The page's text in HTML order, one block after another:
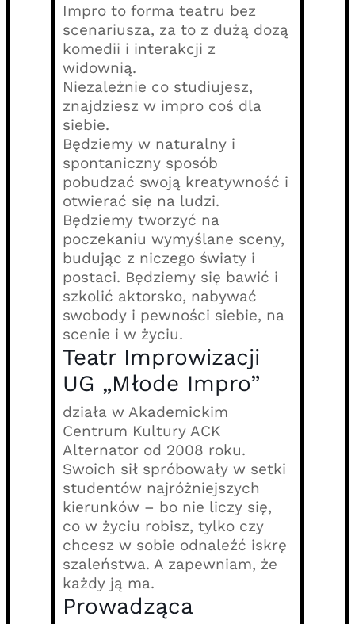
Impro to forma teatru bez
scenariusza, za to z dużą dozą
komedii i interakcji z
widownią.
Niezależnie co studiujesz,
znajdziesz w impro coś dla
siebie.
Będziemy w naturalny i
spontaniczny sposób
pobudzać swoją kreatywność i
otwierać się na ludzi.
Będziemy tworzyć na
poczekaniu wymyślane sceny,
budując z niczego światy i
postaci. Będziemy się bawić i
szkolić aktorsko, nabywać
swobody i pewności siebie, na
scenie i w życiu.
Teatr Improwizacji
UG „Młode Impro”
działa w Akademickim
Centrum Kultury ACK
Alternator od 2008 roku.
Swoich sił spróbowały w setki
studentów najróżniejszych
kierunków – bo nie liczy się,
co w życiu robisz, tylko czy
chcesz w sobie odnaleźć iskrę
szaleństwa. A zapewniam, że
każdy ją ma.
Prowadząca